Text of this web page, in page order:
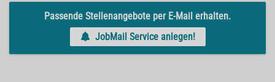
Passende Stellenangebote per E-Mail erhalten.
JobMail Service anlegen!